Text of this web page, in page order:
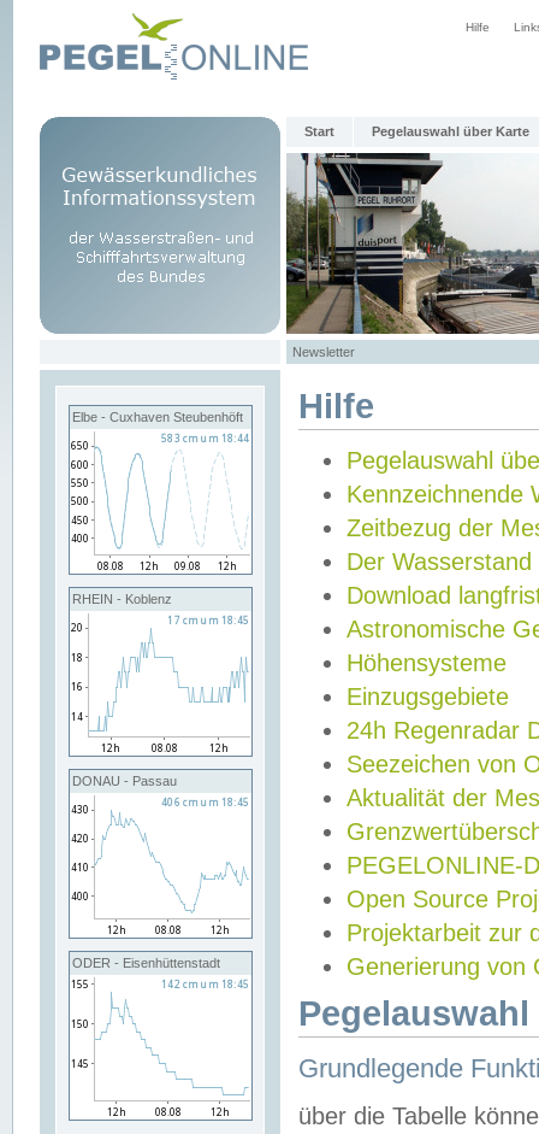
Hilfe
Start Pegelauswahl über Karte
Newsletter
Elbe - Cuxhaven Steubenhöft
RHEIN - Koblenz
DONAU - Passau
ODER - Eisenhüttenstadt
Hilfe
Pegelauswahl
Kennzeichnende
Zeitbezug der
Der Wasserstand
Download
Astronomische
Höhensysteme
Einzugsgebiete
24h Regenradar
Seezeichen von
Aktualität der
PEGELONLINE-
Open Source
Projektarbeit zur
Generierung von
Grundlegende
über die Tabelle